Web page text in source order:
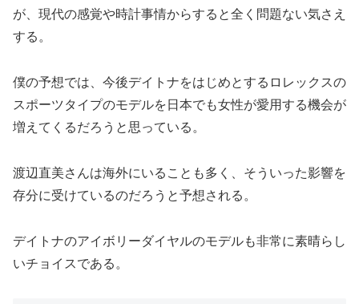
が、現代の感覚や時計事情からすると全く問題ない気さえ
する。
僕の予想では、今後デイトナをはじめとするロレックスの
スポーツタイプのモデルを日本でも女性が愛用する機会が
増えてくるだろうと思っている。
渡辺直美さんは海外にいることも多く、そういった影響を
存分に受けているのだろうと予想される。
デイトナのアイボリーダイヤルのモデルも非常に素晴らし
いチョイスである。